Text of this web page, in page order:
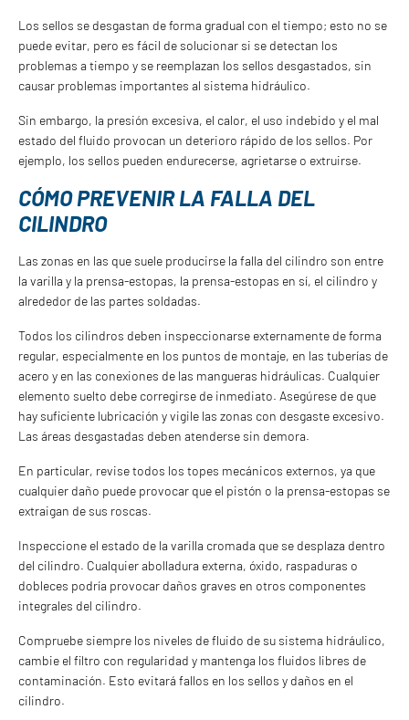
Los sellos se desgastan de forma gradual con el tiempo; esto no se
puede evitar, pero es fácil de solucionar si se detectan los
problemas a tiempo y se reemplazan los sellos desgastados, sin
causar problemas importantes al sistema hidráulico.
Sin embargo, la presión excesiva, el calor, el uso indebido y el mal
estado del fluido provocan un deterioro rápido de los sellos. Por
ejemplo, los sellos pueden endurecerse, agrietarse o extruirse.
CÓMO PREVENIR LA FALLA DEL
CILINDRO
Las zonas en las que suele producirse la falla del cilindro son entre
la varilla y la prensa-estopas, la prensa-estopas en sí, el cilindro y
alrededor de las partes soldadas.
Todos los cilindros deben inspeccionarse externamente de forma
regular, especialmente en los puntos de montaje, en las tuberías de
acero y en las conexiones de las mangueras hidráulicas. Cualquier
elemento suelto debe corregirse de inmediato. Asegúrese de que
hay suficiente lubricación y vigile las zonas con desgaste excesivo.
Las áreas desgastadas deben atenderse sin demora.
En particular, revise todos los topes mecánicos externos, ya que
cualquier daño puede provocar que el pistón o la prensa-estopas se
extraigan de sus roscas.
Inspeccione el estado de la varilla cromada que se desplaza dentro
del cilindro. Cualquier abolladura externa, óxido, raspaduras o
dobleces podría provocar daños graves en otros componentes
integrales del cilindro.
Compruebe siempre los niveles de fluido de su sistema hidráulico,
cambie el filtro con regularidad y mantenga los fluidos libres de
contaminación. Esto evitará fallos en los sellos y daños en el
cilindro.